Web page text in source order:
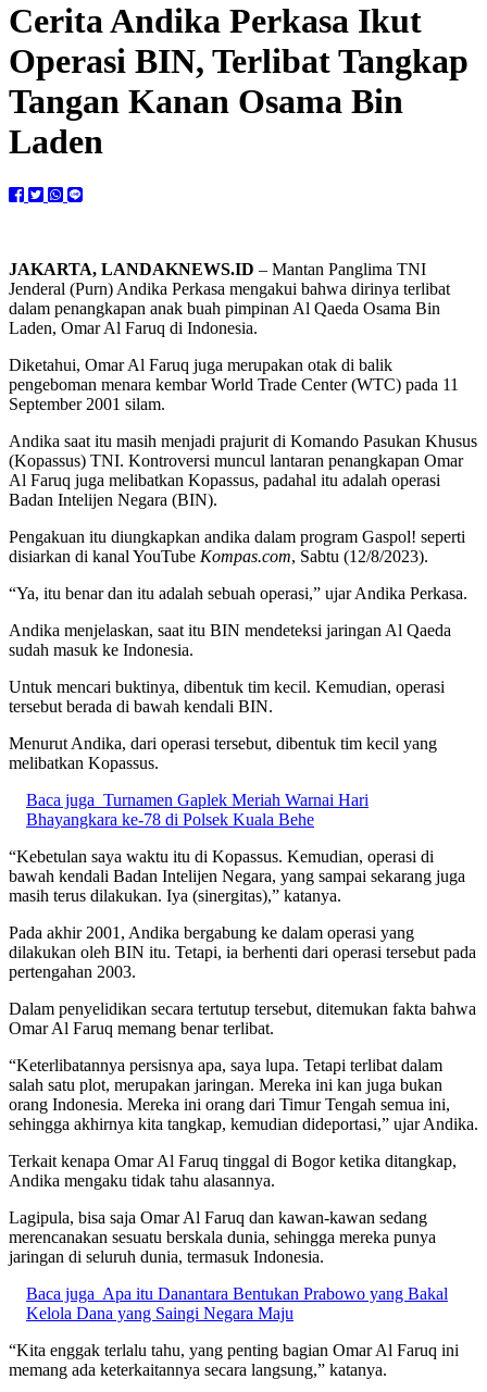
Cerita Andika Perkasa Ikut
Operasi BIN, Terlibat Tangkap
Tangan Kanan Osama Bin
Laden
JAKARTA, LANDAKNEWS.ID – Mantan Panglima TNI
Jenderal (Purn) Andika Perkasa mengakui bahwa dirinya terlibat
dalam penangkapan anak buah pimpinan Al Qaeda Osama Bin
Laden, Omar Al Faruq di Indonesia.
Diketahui, Omar Al Faruq juga merupakan otak di balik
pengeboman menara kembar World Trade Center (WTC) pada 11
September 2001 silam.
Andika saat itu masih menjadi prajurit di Komando Pasukan Khusus
(Kopassus) TNI. Kontroversi muncul lantaran penangkapan Omar
Al Faruq juga melibatkan Kopassus, padahal itu adalah operasi
Badan Intelijen Negara (BIN).
Pengakuan itu diungkapkan andika dalam program Gaspol! seperti
disiarkan di kanal YouTube Kompas.com, Sabtu (12/8/2023).
“Ya, itu benar dan itu adalah sebuah operasi,” ujar Andika Perkasa.
Andika menjelaskan, saat itu BIN mendeteksi jaringan Al Qaeda
sudah masuk ke Indonesia.
Untuk mencari buktinya, dibentuk tim kecil. Kemudian, operasi
tersebut berada di bawah kendali BIN.
Menurut Andika, dari operasi tersebut, dibentuk tim kecil yang
melibatkan Kopassus.
Baca juga Turnamen Gaplek Meriah Warnai Hari
Bhayangkara ke-78 di Polsek Kuala Behe
“Kebetulan saya waktu itu di Kopassus. Kemudian, operasi di
bawah kendali Badan Intelijen Negara, yang sampai sekarang juga
masih terus dilakukan. Iya (sinergitas),” katanya.
Pada akhir 2001, Andika bergabung ke dalam operasi yang
dilakukan oleh BIN itu. Tetapi, ia berhenti dari operasi tersebut pada
pertengahan 2003.
Dalam penyelidikan secara tertutup tersebut, ditemukan fakta bahwa
Omar Al Faruq memang benar terlibat.
“Keterlibatannya persisnya apa, saya lupa. Tetapi terlibat dalam
salah satu plot, merupakan jaringan. Mereka ini kan juga bukan
orang Indonesia. Mereka ini orang dari Timur Tengah semua ini,
sehingga akhirnya kita tangkap, kemudian dideportasi,” ujar Andika.
Terkait kenapa Omar Al Faruq tinggal di Bogor ketika ditangkap,
Andika mengaku tidak tahu alasannya.
Lagipula, bisa saja Omar Al Faruq dan kawan-kawan sedang
merencanakan sesuatu berskala dunia, sehingga mereka punya
jaringan di seluruh dunia, termasuk Indonesia.
Baca juga Apa itu Danantara Bentukan Prabowo yang Bakal
Kelola Dana yang Saingi Negara Maju
“Kita enggak terlalu tahu, yang penting bagian Omar Al Faruq ini
memang ada keterkaitannya secara langsung,” katanya.